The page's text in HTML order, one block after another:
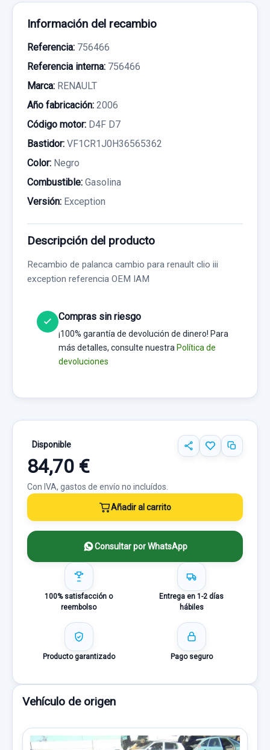
Información del recambio
Referencia: 756466
Referencia interna: 756466
Marca: RENAULT
Año fabricación: 2006
Código motor: D4F D7
Bastidor: VF1CR1J0H36565362
Color: Negro
Combustible: Gasolina
Versión: Exception
Descripción del producto
Recambio de palanca cambio para renault clio iii
exception referencia OEM IAM
Compras sin riesgo
¡100% garantía de devolución de dinero! Para
más detalles, consulte nuestra Política de
devoluciones
Disponible
84,70 €
Con IVA, gastos de envío no incluídos.
Añadir al carrito
Consultar por WhatsApp
100% satisfacción o
reembolso
Entrega en 1-2 días
hábiles
Producto garantizado Pago seguro
Vehículo de origen